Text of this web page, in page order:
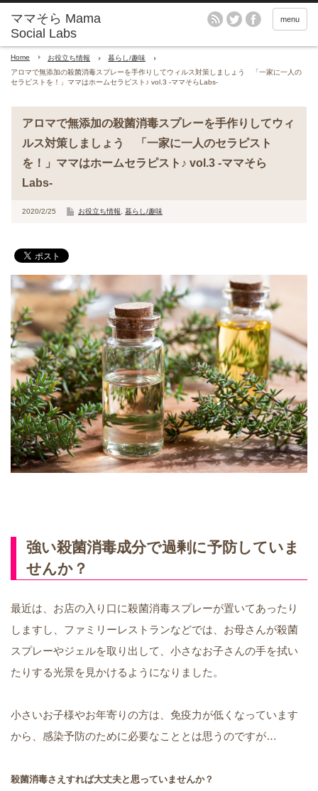
menu
Home お役立ち情報
暮らし/趣味
アロマで無添加の殺菌消毒スプレーを手作りしてウィルス対策しましょう 「一家に一人の
セラピストを！」ママはホームセラピスト♪ vol.3 -ママそらLabs-
アロマで無添加の殺菌消毒スプレーを手作りしてウィ
ルス対策しましょう 「一家に一人のセラピスト
を！」ママはホームセラピスト♪ vol.3 -ママそら
Labs-
2020/2/25 お役立ち情報 暮らし/趣味
強い殺菌消毒成分で過剰に予防していま
せんか？
最近は、お店の入り口に殺菌消毒スプレーが置いてあったり
しますし、ファミリーレストランなどでは、お母さんが殺菌
スプレーやジェルを取り出して、小さなお子さんの手を拭い
たりする光景を見かけるようになりました。
小さいお子様やお年寄りの方は、免疫力が低くなっています
から、感染予防のために必要なこととは思うのですが…
殺菌消毒さえすれば大丈夫と思っていませんか？